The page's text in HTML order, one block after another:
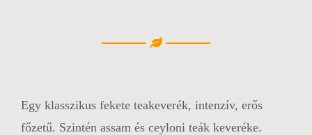
Egy klasszikus fekete teakeverék, intenzív, erős
főzetű. Szintén assam és ceyloni teák keveréke.